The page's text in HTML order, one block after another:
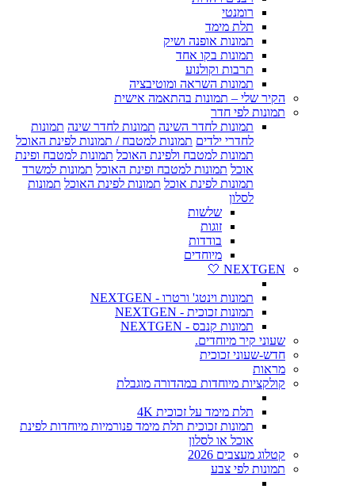
רומנטי
תלת מימד
תמונות אופנה ושיק
תמונות בקו אחד
תרבות וקולנוע
תמונות השראה ומוטיבציה
הקיר שלי – תמונות בהתאמה אישית
תמונות לפי חדר
תמונות לחדר השינה תמונות לחדר שינה תמונות
לחדרי ילדים תמונות למטבח / תמונות לפינת האוכל
תמונות למטבח ולפינת האוכל תמונות למטבח ופינת
אוכל תמונות למטבח ופינת האוכל תמונות למשרד
תמונות לפינת אוכל תמונות לפינת האוכל תמונות
לסלון
שלשות
זוגות
בודדות
מיוחדים
NEXTGEN 🤍
תמונות וינטג' ורטרו - NEXTGEN
תמונות זכוכית - NEXTGEN
תמונות קנבס - NEXTGEN
שעוני קיר מיוחדים.
חדש-שעוני זכוכית
מראות
קולקציות מיוחדות במהדורה מוגבלת
תלת מימד על זכוכית 4K
תמונות זכוכית תלת מימד פנורמיות מיוחדות לפינת
אוכל או לסלון
קטלוג מעצבים 2026
תמונות לפי צבע